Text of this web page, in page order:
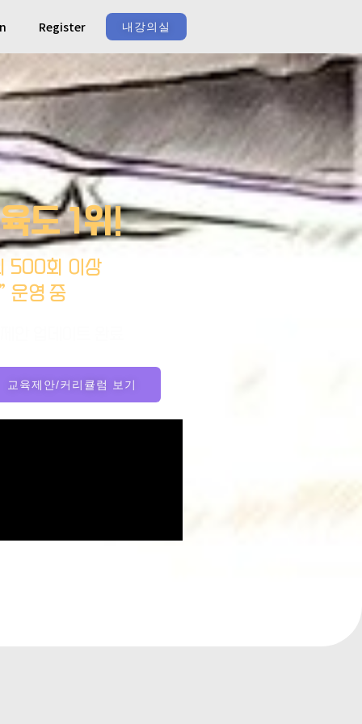
Register 내강의실
도 1위!
500회 이상
운영 중
교육제안/커리큘럼 보기